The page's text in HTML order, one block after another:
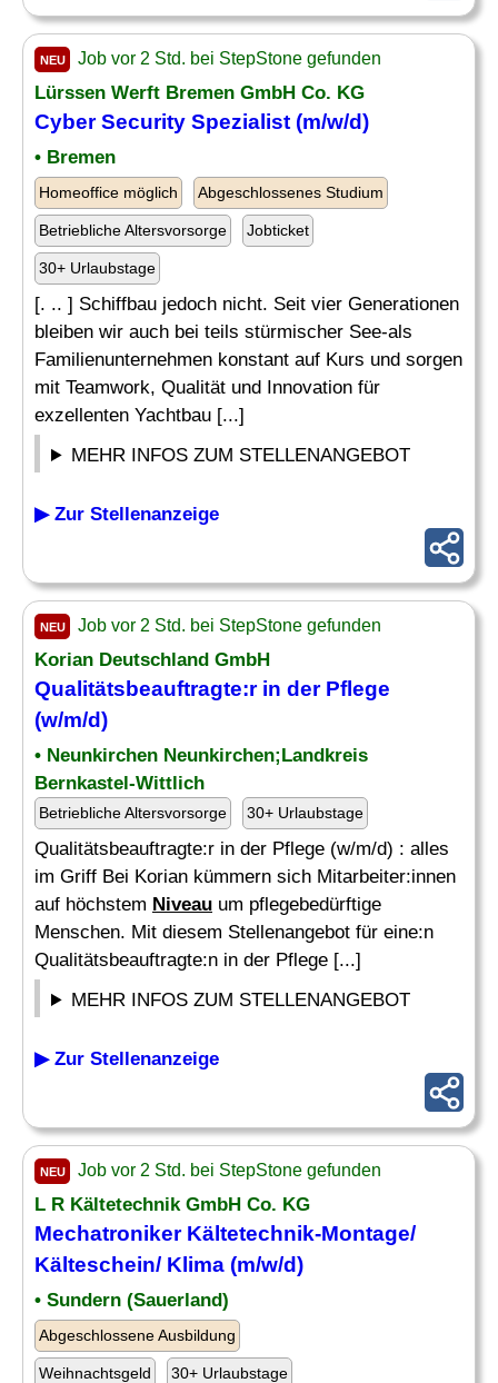
NEU Job vor 2 Std. bei StepStone gefunden
Lürssen Werft Bremen GmbH Co. KG
Cyber Security Spezialist (m/w/d)
• Bremen
Homeoffice möglich Abgeschlossenes Studium
Betriebliche Altersvorsorge Jobticket
30+ Urlaubstage
[. .. ] Schiffbau jedoch nicht. Seit vier Generationen
bleiben wir auch bei teils stürmischer See-als
Familienunternehmen konstant auf Kurs und sorgen
mit Teamwork, Qualität und Innovation für
exzellenten Yachtbau [...]
MEHR INFOS ZUM STELLENANGEBOT
▶ Zur Stellenanzeige
NEU Job vor 2 Std. bei StepStone gefunden
Korian Deutschland GmbH
Qualitätsbeauftragte:r in der Pflege
(w/m/d)
• Neunkirchen Neunkirchen;Landkreis
Bernkastel-Wittlich
Betriebliche Altersvorsorge 30+ Urlaubstage
Qualitätsbeauftragte:r in der Pflege (w/m/d) : alles
im Griff Bei Korian kümmern sich Mitarbeiter:innen
auf höchstem Niveau um pflegebedürftige
Menschen. Mit diesem Stellenangebot für eine:n
Qualitätsbeauftragte:n in der Pflege [...]
MEHR INFOS ZUM STELLENANGEBOT
▶ Zur Stellenanzeige
NEU Job vor 2 Std. bei StepStone gefunden
L R Kältetechnik GmbH Co. KG
Mechatroniker Kältetechnik-Montage/
Kälteschein/ Klima (m/w/d)
• Sundern (Sauerland)
Abgeschlossene Ausbildung
Weihnachtsgeld 30+ Urlaubstage